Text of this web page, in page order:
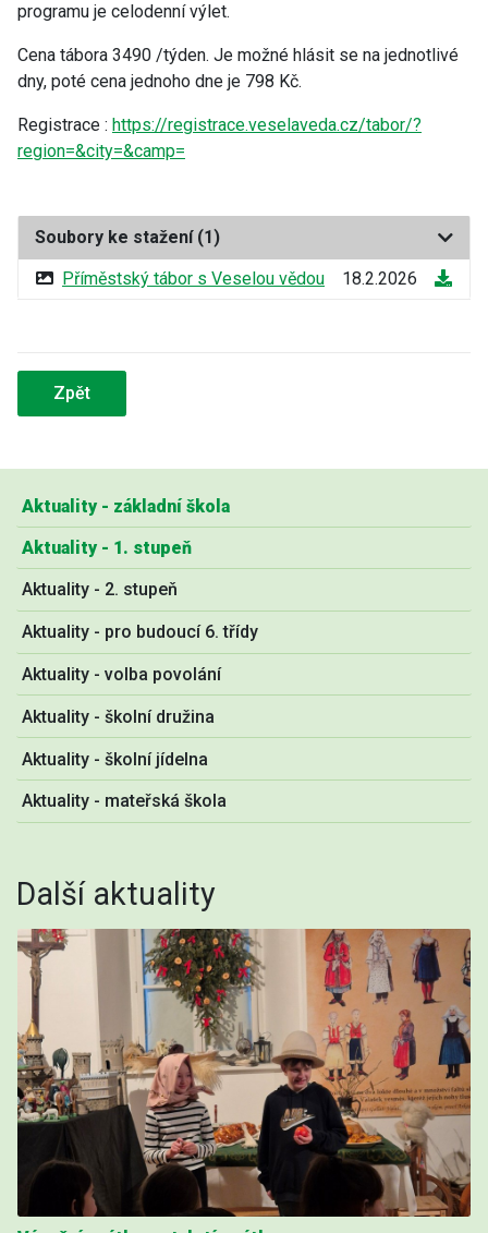
Aktuality - základní škola
Aktuality - 1. stupeň
Aktuality - 2. stupeň
Aktuality - pro budoucí 6. třídy
Aktuality - volba povolání
Aktuality - školní družina
Aktuality - školní jídelna
Aktuality - mateřská škola
Další aktuality
programu je celodenní výlet.
Cena tábora 3490 /týden. Je možné hlásit se na jednotlivé
dny, poté cena jednoho dne je 798 Kč.
Registrace : https://registrace.veselaveda.cz/tabor/?
region=&city=&camp=
Soubory ke stažení (1)
Příměstský tábor s Veselou vědou
18.2.2026
Zpět